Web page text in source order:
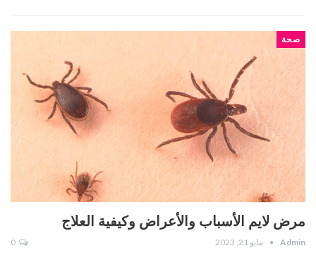
صحة
مرض لايم الأسباب والأعراض وكيفية العلاج
Admin مايو 21, 2023